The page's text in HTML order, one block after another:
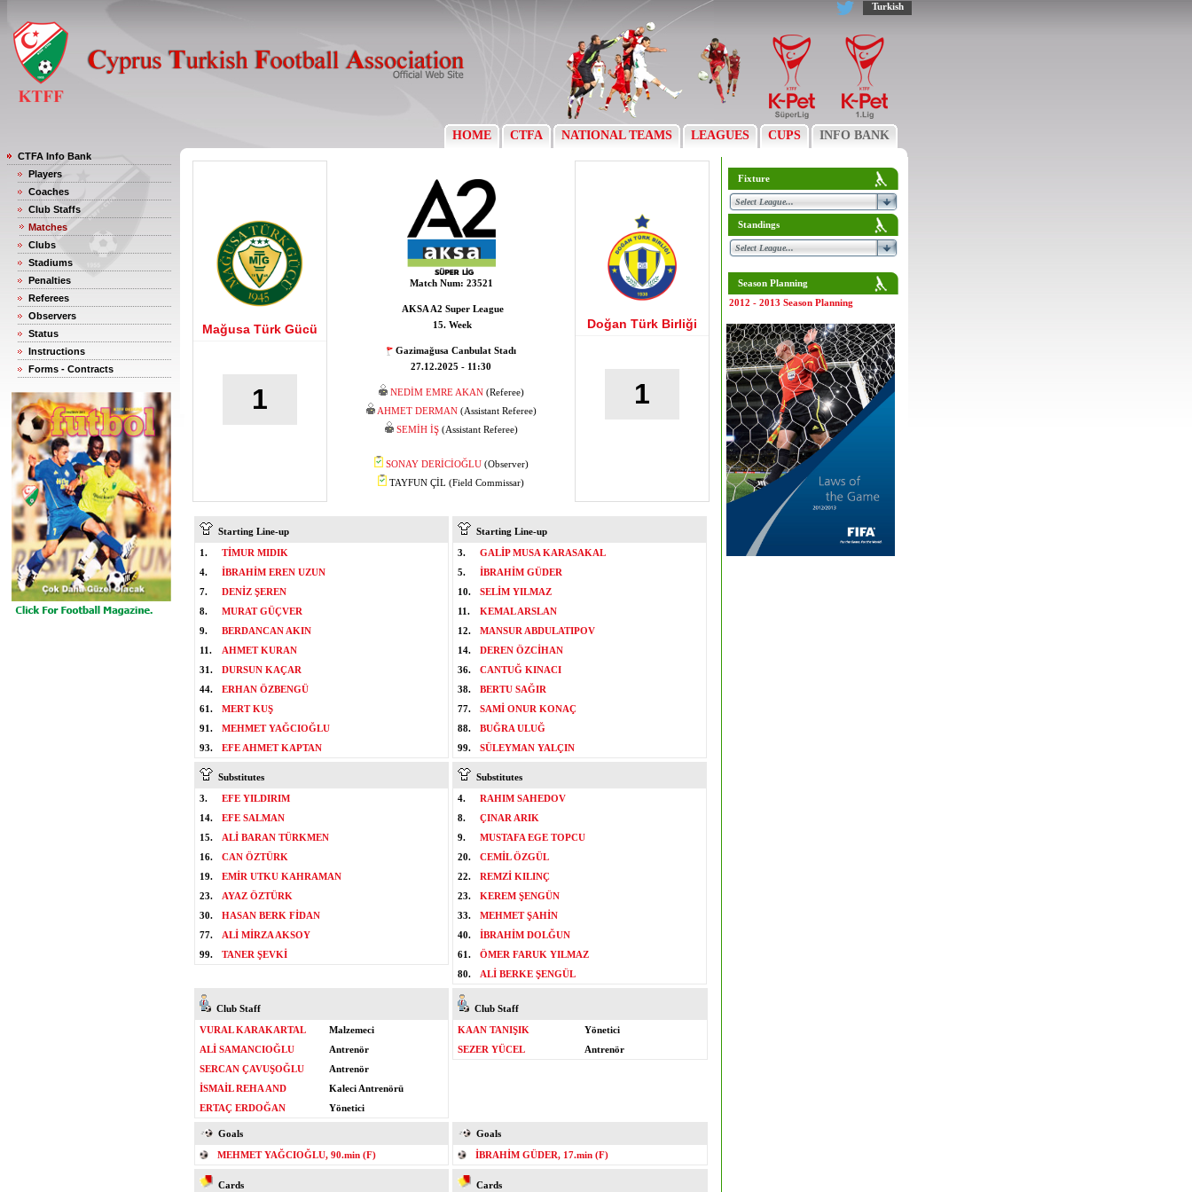
Turkish
HOME CTFA NATIONAL TEAMS LEAGUES CUPS INFO BANK
CTFA Info Bank
Players
Coaches
Club Staffs
Matches
Clubs
Stadiums
Penalties
Referees
Observers
Status
Instructions
Forms - Contracts
Mağusa Türk Gücü
1
Match Num: 23521
AKSA A2 Super League
15. Week
Gazimağusa Canbulat Stadı
27.12.2025 - 11:30
NEDİM EMRE AKAN(Referee)
AHMET DERMAN(Assistant Referee)
SEMİH İŞ(Assistant Referee)
SONAY DERİCİOĞLU(Observer)
TAYFUN ÇİL (Field Commissar)
Doğan Türk Birliği
1
Starting Line-up
1.
TİMUR MIDIK
4.
İBRAHİM EREN UZUN
7.
DENİZ ŞEREN
8.
MURAT GÜÇVER
9.
BERDANCAN AKIN
11.
AHMET KURAN
31.
DURSUN KAÇAR
44.
ERHAN ÖZBENGÜ
61.
MERT KUŞ
91.
MEHMET YAĞCIOĞLU
93.
EFE AHMET KAPTAN
Starting Line-up
3.
GALİP MUSA KARASAKAL
5.
İBRAHİM GÜDER
10.
SELİM YILMAZ
11.
KEMAL ARSLAN
12.
MANSUR ABDULATIPOV
14.
DEREN ÖZCİHAN
36.
CANTUĞ KINACI
38.
BERTU SAĞIR
77.
SAMİ ONUR KONAÇ
88.
BUĞRA ULUĞ
99.
SÜLEYMAN YALÇIN
Substitutes
3.
EFE YILDIRIM
14.
EFE SALMAN
15.
ALİ BARAN TÜRKMEN
16.
CAN ÖZTÜRK
19.
EMİR UTKU KAHRAMAN
23.
AYAZ ÖZTÜRK
30.
HASAN BERK FİDAN
77.
ALİ MİRZA AKSOY
99.
TANER ŞEVKİ
Substitutes
4.
RAHIM SAHEDOV
8.
ÇINAR ARIK
9.
MUSTAFA EGE TOPCU
20.
CEMİL ÖZGÜL
22.
REMZİ KILINÇ
23.
KEREM ŞENGÜN
33.
MEHMET ŞAHİN
40.
İBRAHİM DOLĞUN
61.
ÖMER FARUK YILMAZ
80.
ALİ BERKE ŞENGÜL
Club Staff
VURAL KARAKARTAL
Malzemeci
ALİ SAMANCIOĞLU
Antrenör
SERCAN ÇAVUŞOĞLU
Antrenör
İSMAİL REHA AND
Kaleci Antrenörü
ERTAÇ ERDOĞAN
Yönetici
Club Staff
KAAN TANIŞIK
Yönetici
SEZER YÜCEL
Antrenör
Goals
MEHMET YAĞCIOĞLU, 90.min (F)
Goals
İBRAHİM GÜDER, 17.min (F)
Cards Cards
Fixture
Standings
Season Planning
2012 - 2013 Season Planning